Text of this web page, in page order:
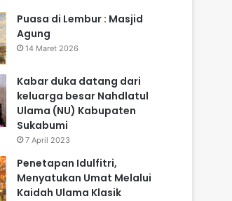
Puasa di Lembur : Masjid
Agung
14 Maret 2026
Kabar duka datang dari
keluarga besar Nahdlatul
Ulama (NU) Kabupaten
Sukabumi
7 April 2023
Penetapan Idulfitri,
Menyatukan Umat Melalui
Kaidah Ulama Klasik